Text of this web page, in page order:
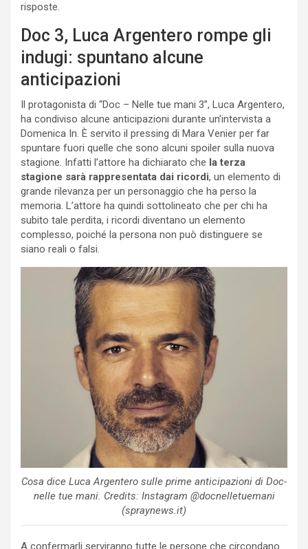
risposte.
Doc 3, Luca Argentero rompe gli
indugi: spuntano alcune
anticipazioni
Il protagonista di “Doc – Nelle tue mani 3”, Luca Argentero,
ha condiviso alcune anticipazioni durante un’intervista a
Domenica In. È servito il pressing di Mara Venier per far
spuntare fuori quelle che sono alcuni spoiler sulla nuova
stagione. Infatti l’attore ha dichiarato che la terza
stagione sarà rappresentata dai ricordi, un elemento di
grande rilevanza per un personaggio che ha perso la
memoria. L’attore ha quindi sottolineato che per chi ha
subito tale perdita, i ricordi diventano un elemento
complesso, poiché la persona non può distinguere se
siano reali o falsi.
Cosa dice Luca Argentero sulle prime anticipazioni di Doc-
nelle tue mani. Credits: Instagram @docnelletuemani
(spraynews.it)
A confermarli serviranno tutte le persone che circondano